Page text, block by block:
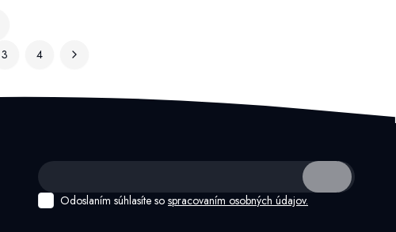
3 4
Odoslaním súhlasíte so spracovaním osobných údajov.